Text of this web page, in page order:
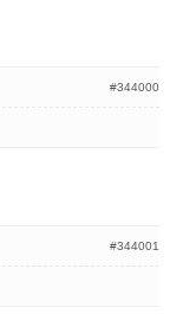
#344000
#344001